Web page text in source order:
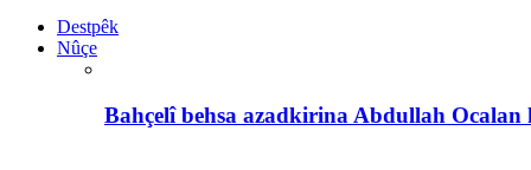
Destpêk
Nûçe
Bahçelî behsa azadkirina Abdullah Ocalan